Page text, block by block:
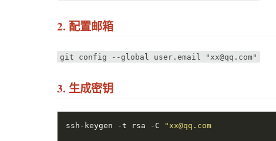
2. 配置邮箱
git config --global user.email "xx@qq.com"
3. 生成密钥
ssh-keygen -t rsa -C "xx@qq.com